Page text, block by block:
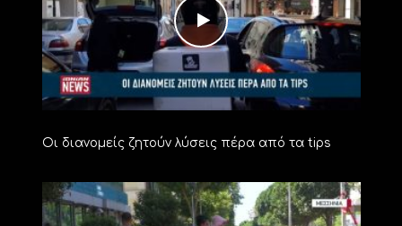
Οι διανομείς ζητούν λύσεις πέρα από τα tips